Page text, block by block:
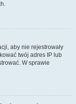
aby nie rejestrowały
twój adres IP lub
W sprawie